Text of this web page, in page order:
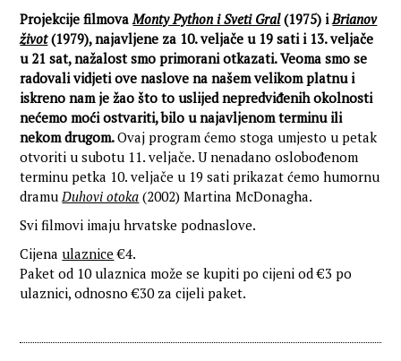
Projekcije filmovaMonty Python i Sveti Gral(1975) iBrianov
život(1979), najavljene za 10. veljače u 19 sati i 13. veljače
u 21 sat, nažalost smo primorani otkazati. Veoma smo se
radovali vidjeti ove naslove na našem velikom platnu i
iskreno nam je žao što to uslijed nepredviđenih okolnosti
nećemo moći ostvariti, bilo u najavljenom terminu ili
nekom drugom.Ovaj program ćemo stoga umjesto u petak
otvoriti u subotu 11. veljače. U nenadano oslobođenom
terminu petka 10. veljače u 19 sati prikazat ćemo humornu
dramu Duhovi otoka (2002) Martina McDonagha.
Svi filmovi imaju hrvatske podnaslove.
Cijenaulaznice €4.
Paket od 10 ulaznica može se kupiti po cijeni od €3 po
ulaznici, odnosno €30 za cijeli paket.